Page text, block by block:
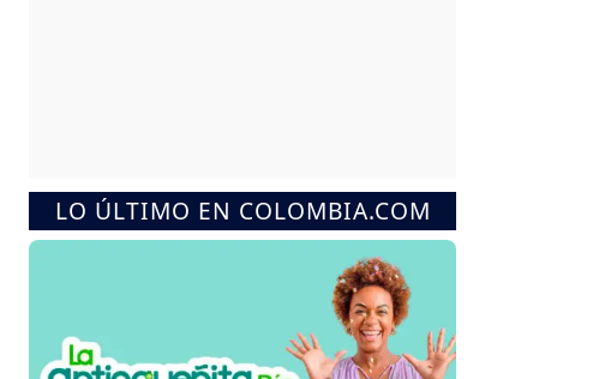
LO ÚLTIMO EN COLOMBIA.COM